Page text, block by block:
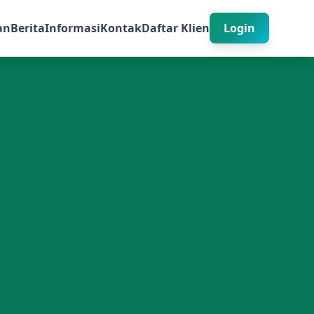
BeritaInformasiKontakDaftar Klien Login